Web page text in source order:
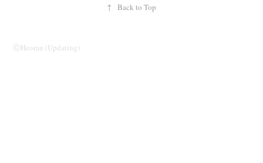
↑ Back to Top
ⓒHeoran (Updating)